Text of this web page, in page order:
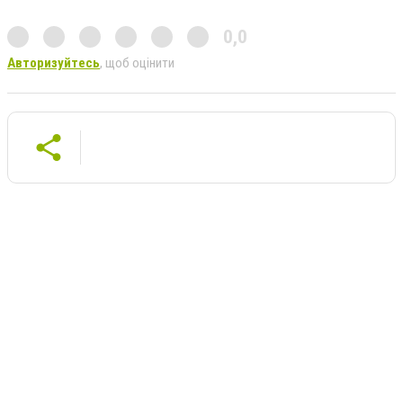
0,0
Авторизуйтесь, щоб оцінити